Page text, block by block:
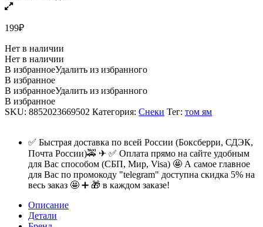
199₽
Нет в наличии
Нет в наличии
В избранноеУдалить из избранного
В избранное
В избранноеУдалить из избранного
В избранное
SKU: 8852023669502 Категория: Снеки Тег: том ям
✅ Быстрая доставка по всей России (Боксберри, СДЭК,
Почта России)🚕 ✈ ✅ Оплата прямо на сайте удобным
для Вас способом (СБП, Мир, Visa) 🤩 А самое главное
для Вас по промокоду "telegram" доступна скидка 5% на
весь заказ 🤩 ➕ 🎁 в каждом заказе!
Описание
Детали